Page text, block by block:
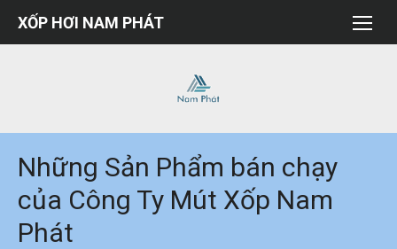
Chuyển
XỐP HƠI NAM PHÁT
Những Sản Phẩm bán chạy
của Công Ty Mút Xốp Nam
Phát